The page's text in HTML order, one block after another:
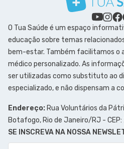
O Tua Saúde é um espaço
educação sobre temas
bem-estar. Também facilitamos o
médico personalizado. As
ser utilizadas como substituto ao
especializado, e não dispensam a
Endereço: Rua Voluntários da
Botafogo, Rio de Janeiro/RJ -
SE INSCREVA NA NOSSA